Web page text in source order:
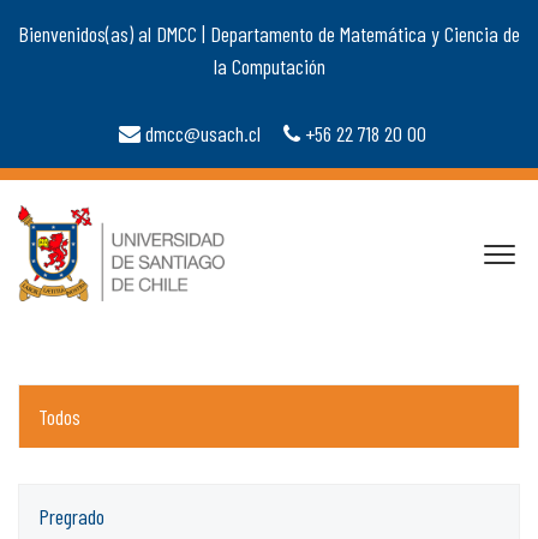
Bienvenidos(as) al DMCC | Departamento de Matemática y Ciencia de
la Computación
dmcc@usach.cl +56 22 718 20 00
Todos
Pregrado